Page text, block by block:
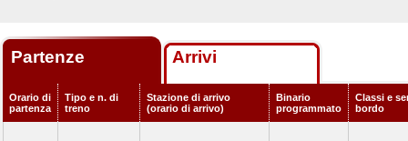
Partenze Arrivi
Orario di
partenza
Tipo e n. di
treno
Stazione di arrivo
(orario di arrivo)
Binario
programmato
Classi e
bordo